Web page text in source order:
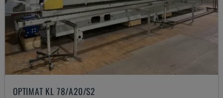
OPTIMAT KL 78/A20/S2